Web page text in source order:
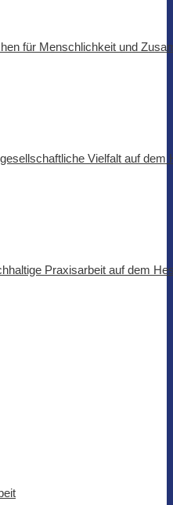
für Menschlichkeit und
Vielfalt auf dem
Praxisarbeit auf dem